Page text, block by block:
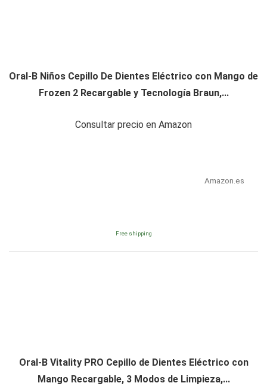
Oral-B Niños Cepillo De Dientes Eléctrico con Mango de
Frozen 2 Recargable y Tecnología Braun,...
Consultar precio en Amazon
Amazon.es
Free shipping
Oral-B Vitality PRO Cepillo de Dientes Eléctrico con
Mango Recargable, 3 Modos de Limpieza,...